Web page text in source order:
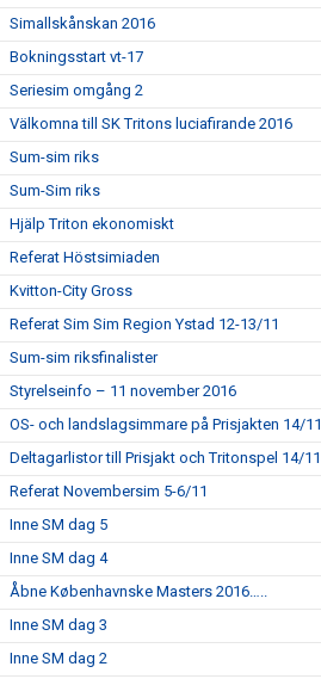
Simallskånskan 2016
Bokningsstart vt-17
Seriesim omgång 2
Välkomna till SK Tritons luciafirande 2016
Sum-sim riks
Sum-Sim riks
Hjälp Triton ekonomiskt
Referat Höstsimiaden
Kvitton-City Gross
Referat Sim Sim Region Ystad 12-13/11
Sum-sim riksfinalister
Styrelseinfo – 11 november 2016
OS- och landslagsimmare på Prisjakten 14/11
Deltagarlistor till Prisjakt och Tritonspel 14/11
Referat Novembersim 5-6/11
Inne SM dag 5
Inne SM dag 4
Åbne Københavnske Masters 2016…..
Inne SM dag 3
Inne SM dag 2